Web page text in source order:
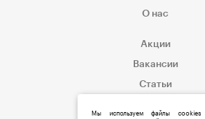
О нас
Акции
Вакансии
Статьи
Мы используем файлы cookies